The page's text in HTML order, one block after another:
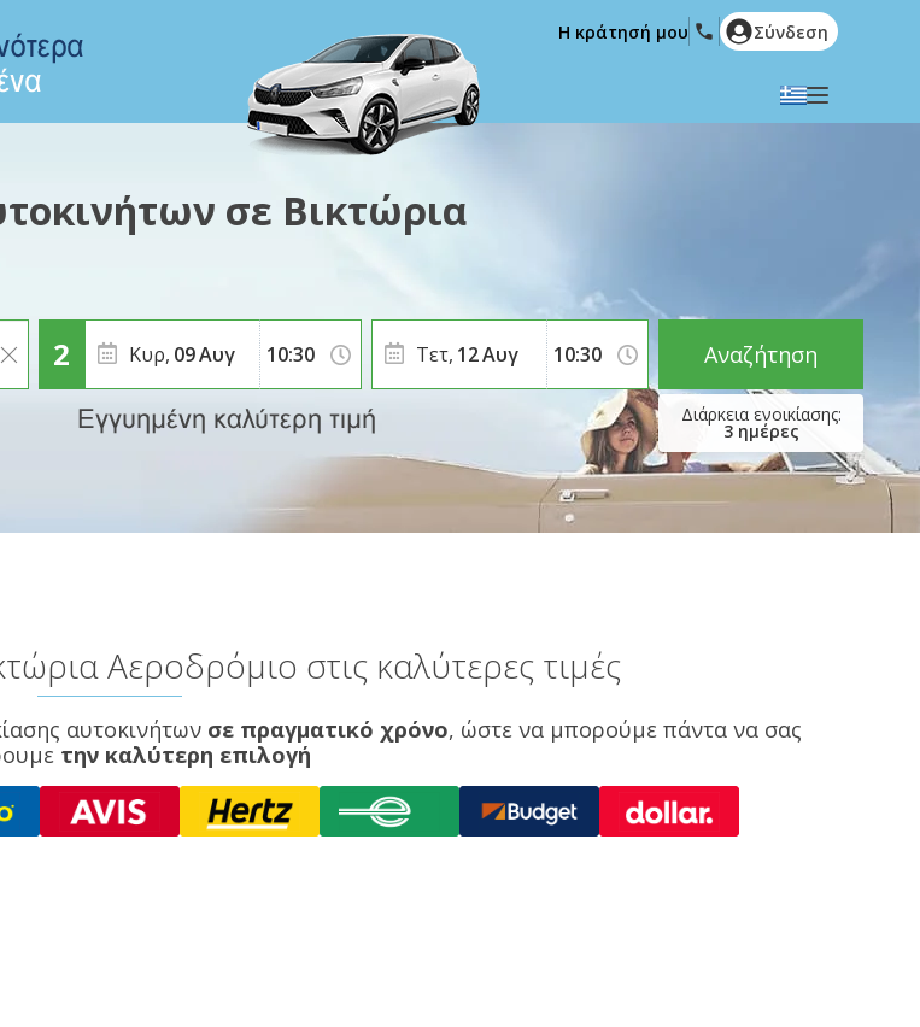
English (US)
Polski
Română
Ελληνικά
Hrvatski
العربية
Η κράτησή μου Σύνδεση
σε Βικτώρια
Κυρ, 09Αυγ
3 ημέρες
Τετ, 12Αυγ Αναζήτηση
Αεροδρόμιο στις καλύτερες τιμές
αυτοκινήτων σε πραγματικό χρόνο, ώστε να μπορούμε πάντα να σας
την καλύτερη επιλογή